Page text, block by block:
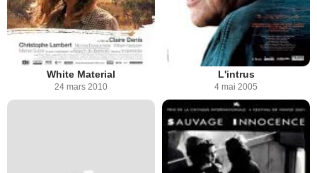
White Material
24 mars 2010
L'intrus
4 mai 2005